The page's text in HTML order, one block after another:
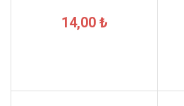
14,00 ₺